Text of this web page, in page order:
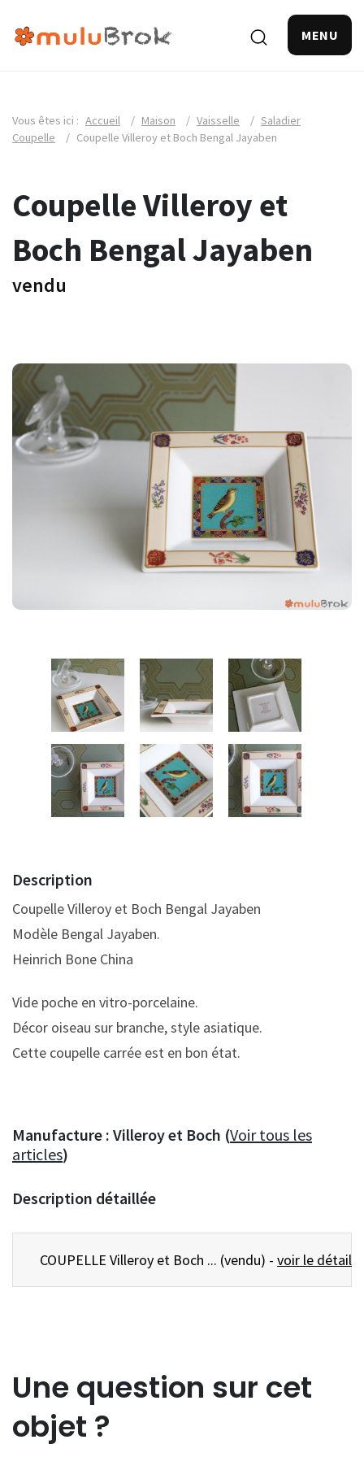
MENU
Vous êtes ici : Accueil / Maison / Vaisselle / Saladier
Coupelle
/ Coupelle Villeroy et Boch Bengal Jayaben
Coupelle Villeroy et
Boch Bengal Jayaben
vendu
Description
Coupelle Villeroy et Boch Bengal Jayaben
Modèle Bengal Jayaben.
Heinrich Bone China
Vide poche en vitro-porcelaine.
Décor oiseau sur branche, style asiatique.
Cette coupelle carrée est en bon état.
Manufacture : Villeroy et Boch (Voir tous les
articles)
Description détaillée
COUPELLE Villeroy et Boch ... (vendu) - voir le détail
Une question sur cet
objet ?